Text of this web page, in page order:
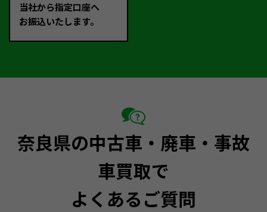
当社から指定口座へ
お振込いたします。
奈良県の中古車・廃車・事故
車買取で
よくあるご質問